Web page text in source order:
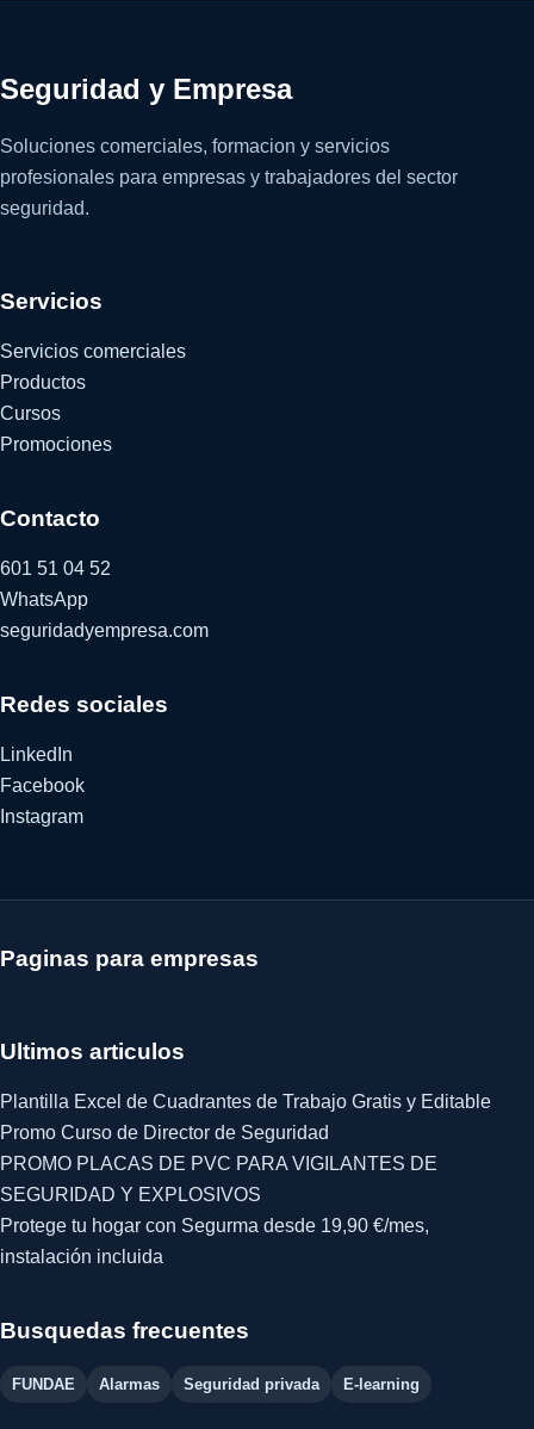
Seguridad y Empresa
Soluciones comerciales, formacion y servicios
profesionales para empresas y trabajadores del sector
seguridad.
Servicios
Servicios comerciales
Productos
Cursos
Promociones
Contacto
601 51 04 52
WhatsApp
seguridadyempresa.com
Redes sociales
LinkedIn
Facebook
Instagram
Paginas para empresas
Ultimos articulos
Plantilla Excel de Cuadrantes de Trabajo Gratis y Editable
Promo Curso de Director de Seguridad
PROMO PLACAS DE PVC PARA VIGILANTES DE
SEGURIDAD Y EXPLOSIVOS
Protege tu hogar con Segurma desde 19,90 €/mes,
instalación incluida
Busquedas frecuentes
FUNDAE Alarmas Seguridad privada E-learning